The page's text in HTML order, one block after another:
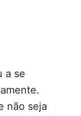
a se
não seja